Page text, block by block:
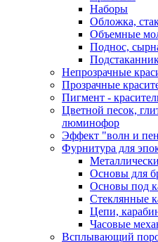
Наборы
Обложка,
Объемные
Поднос,
Непрозрачные
Прозрачные
Пигмент -
Цветной песок,
люминофор
Эффект "волн и
Фурнитура для
Основы для
Основы под
Стеклянные
Цепи,
Часовые
Всплывающий